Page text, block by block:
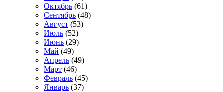
Октябрь (61)
Сентябрь (48)
Август (53)
Июль (52)
Июнь (29)
Май (49)
Апрель (49)
Март (46)
Февраль (45)
Январь (37)